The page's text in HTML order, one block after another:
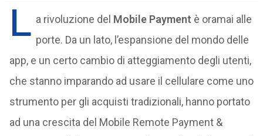
L a rivoluzione del Mobile Payment è oramai alle
porte. Da un lato, l’espansione del mondo delle
app, e un certo cambio di atteggiamento degli utenti,
che stanno imparando ad usare il cellulare come uno
strumento per gli acquisti tradizionali, hanno portato
ad una crescita del Mobile Remote Payment &